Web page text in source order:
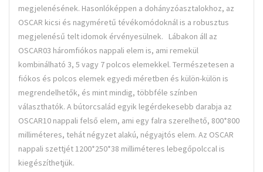
megjelenésének. Hasonlóképpen a dohányzóasztalokhoz, az
OSCAR kicsi és nagyméretű tévékomódoknál is a robusztus
megjelenésű telt idomok érvényesülnek. Lábakon áll az
OSCAR03 háromfiókos nappali elem is, ami remekül
kombinálható 3, 5 vagy 7 polcos elemekkel. Természetesen a
fiókos és polcos elemek egyedi méretben és külön-külön is
megrendelhetők, és mint mindig, többféle színben
választhatók. A bútorcsalád egyik legérdekesebb darabja az
OSCAR10 nappali felső elem, ami egy falra szerelhető, 800*800
milliméteres, tehát négyzet alakú, négyajtós elem. Az OSCAR
nappali szettjét 1200*250*38 milliméteres lebegőpolccal is
kiegészíthetjük.